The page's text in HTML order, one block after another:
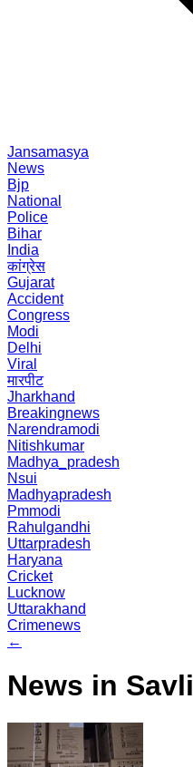
Jansamasya
News
Bjp
National
Police
Bihar
India
कांग्रेस
Gujarat
Accident
Congress
Modi
Delhi
Viral
मारपीट
Jharkhand
Breakingnews
Narendramodi
Nitishkumar
Madhya_pradesh
Nsui
Madhyapradesh
Pmmodi
Rahulgandhi
Uttarpradesh
Haryana
Cricket
Lucknow
Uttarakhand
Crimenews
←
News in Savli